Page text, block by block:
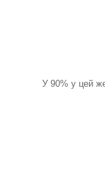
У 90% у цей